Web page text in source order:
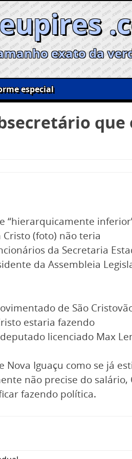
exato da
especial
“hierarquicamente
(foto) não teria
da Secretaria
da Assembleia
de São
estaria fazendo
licenciado Max
Iguaçu como se já
não precise do
fazendo política.